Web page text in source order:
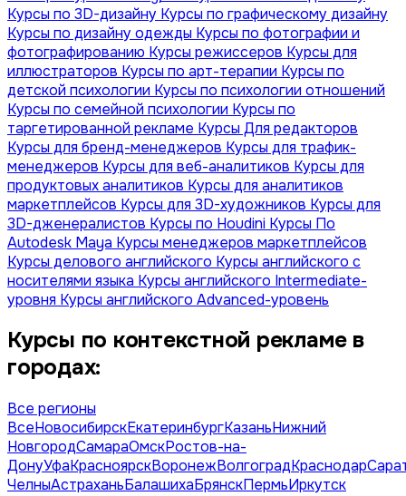
Курсы по 3D-дизайну Курсы по графическому дизайну
Курсы по дизайну одежды Курсы по фотографии и
фотографированию Курсы режиссеров Курсы для
иллюстраторов Курсы по арт-терапии Курсы по
детской психологии Курсы по психологии отношений
Курсы по семейной психологии Курсы по
таргетированной рекламе Курсы Для редакторов
Курсы для бренд-менеджеров Курсы для трафик-
менеджеров Курсы для веб-аналитиков Курсы для
продуктовых аналитиков Курсы для аналитиков
маркетплейсов Курсы для 3D-художников Курсы для
3D-дженералистов Курсы по Houdini Курсы По
Autodesk Maya Курсы менеджеров маркетплейсов
Курсы делового английского Курсы английского с
носителями языка Курсы английского Intermediate-
уровня Курсы английского Advanced-уровень
Курсы по контекстной рекламе в
городах:
Все регионы
ВсеНовосибирскЕкатеринбургКазаньНижний
НовгородСамараОмскРостов-на-
ДонуУфаКрасноярскВоронежВолгоградКраснодар
ЧелныАстраханьБалашихаБрянскПермьИркутск